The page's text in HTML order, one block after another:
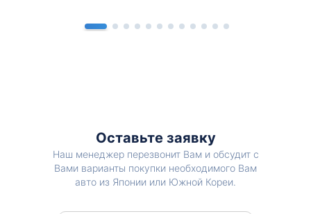
Оставьте заявку
Наш менеджер перезвонит Вам и обсудит с
Вами варианты покупки необходимого Вам
авто из Японии или Южной Кореи.